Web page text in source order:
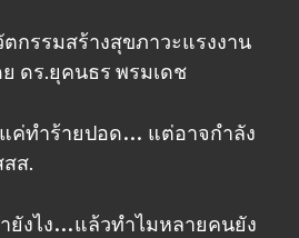
ตกรรมสร้างสุขภาวะแรงงาน
ดร.ยุคนธร พรมเดช
ค่ทำร้ายปอด… แต่อาจกำลัง
ส.
ยังไง…แล้วทำไมหลายคนยัง